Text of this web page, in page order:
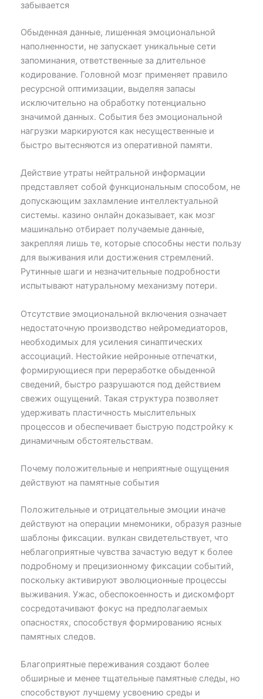
забывается
Обыденная данные, лишенная эмоциональной
наполненности, не запускает уникальные сети
запоминания, ответственные за длительное
кодирование. Головной мозг применяет правило
ресурсной оптимизации, выделяя запасы
исключительно на обработку потенциально
значимой данных. События без эмоциональной
нагрузки маркируются как несущественные и
быстро вытесняются из оперативной памяти.
Действие утраты нейтральной информации
представляет собой функциональным способом, не
допускающим захламление интеллектуальной
системы. казино онлайн доказывает, как мозг
машинально отбирает получаемые данные,
закрепляя лишь те, которые способны нести пользу
для выживания или достижения стремлений.
Рутинные шаги и незначительные подробности
испытывают натуральному механизму потери.
Отсутствие эмоциональной включения означает
недостаточную производство нейромедиаторов,
необходимых для усиления синаптических
ассоциаций. Нестойкие нейронные отпечатки,
формирующиеся при переработке обыденной
сведений, быстро разрушаются под действием
свежих ощущений. Такая структура позволяет
удерживать пластичность мыслительных
процессов и обеспечивает быструю подстройку к
динамичным обстоятельствам.
Почему положительные и неприятные ощущения
действуют на памятные события
Положительные и отрицательные эмоции иначе
действуют на операции мнемоники, образуя разные
шаблоны фиксации. вулкан свидетельствует, что
неблагоприятные чувства зачастую ведут к более
подробному и прецизионному фиксации событий,
поскольку активируют эволюционные процессы
выживания. Ужас, обеспокоенность и дискомфорт
сосредотачивают фокус на предполагаемых
опасностях, способствуя формированию ясных
памятных следов.
Благоприятные переживания создают более
обширные и менее тщательные памятные следы, но
способствуют лучшему усвоению среды и